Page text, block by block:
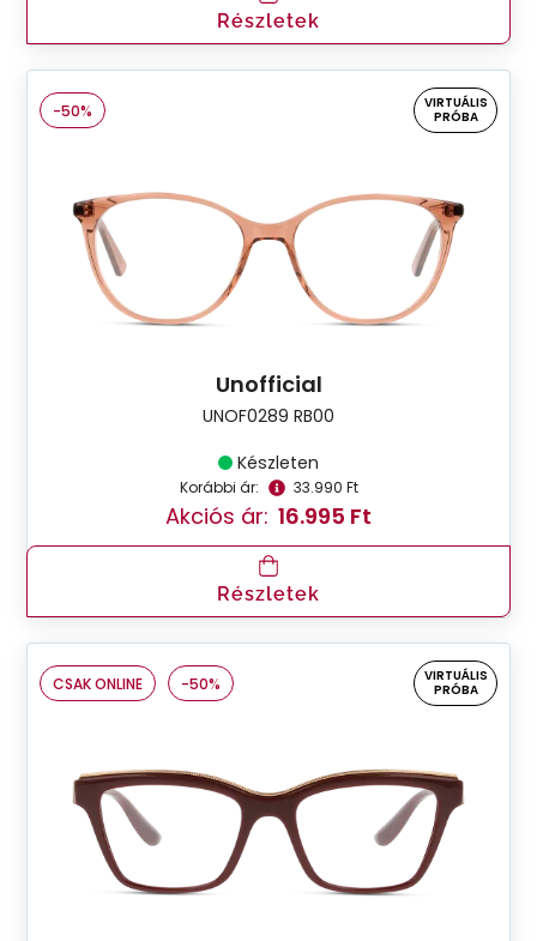
Részletek
-50%
VIRTUÁLIS
PRÓBA
Unofficial
UNOF0289 RB00
Készleten
Korábbi ár: 33.990 Ft
Akciós ár: 16.995 Ft
Részletek
CSAK ONLINE -50%
VIRTUÁLIS
PRÓBA